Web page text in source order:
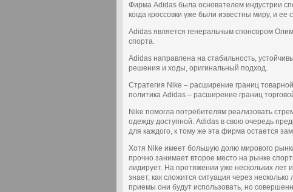
Фирма Adidas была основателем индустрии
когда кроссовки уже были известны миру, и ее
Adidas является генеральным спонсором
спорта.
Adidas направлена на стабильность,
решения и ходы, оригинальный подход.
Стратегия Nike – расширение границ
политика Adidas – расширение границ
Nike помогла потребителям реализовать
одежду доступной. Adidas в свою очередь
для каждого, к тому же эта фирма остается
Хотя Nike имеет большую долю мирового
прочно занимает второе место на рынке
лидирует. На протяжении уже нескольких
знает, как сложится ситуация через
приемы они будут использовать, но